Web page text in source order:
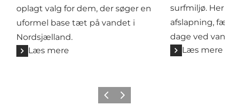
oplagt valg for dem, der søger en
uformel base tæt på vandet i
Nordsjælland.
Læs mere
surfmiljø. Her
afslapning,
dage ved
Læs mere
ForrigeNæste